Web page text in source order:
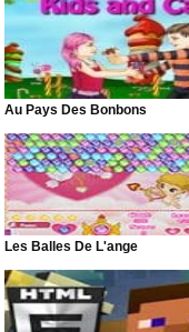
Au Pays Des Bonbons
Les Balles De L'ange